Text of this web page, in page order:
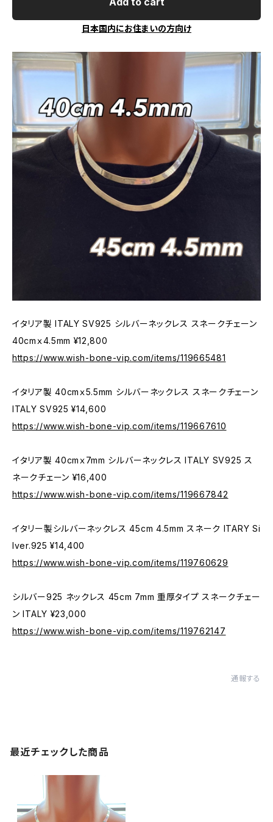
日本国内にお住まいの方向け
イタリア製 ITALY SV925 シルバーネックレス スネークチェーン
40cmｘ4.5mm ¥12,800
https://www.wish-bone-vip.com/items/119665481
イタリア製 40cmｘ5.5mm シルバーネックレス スネークチェーン
ITALY SV925 ¥14,600
https://www.wish-bone-vip.com/items/119667610
イタリア製 40cmｘ7mm シルバーネックレス ITALY SV925 ス
ネークチェーン ¥16,400
https://www.wish-bone-vip.com/items/119667842
イタリー製シルバーネックレス 45cm 4.5mm スネーク ITARY Si
lver.925 ¥14,400
https://www.wish-bone-vip.com/items/119760629
シルバー925 ネックレス 45cm 7mm 重厚タイプ スネークチェー
ン ITALY ¥23,000
https://www.wish-bone-vip.com/items/119762147
通報する
最近チェックした商品